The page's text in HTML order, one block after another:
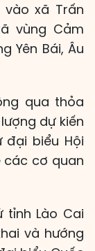
vào xã Trấn
vùng Cảm
Yên Bái, Âu
qua thỏa
dự kiến
đại biểu Hội
các cơ quan
tỉnh Lào Cai
và hướng